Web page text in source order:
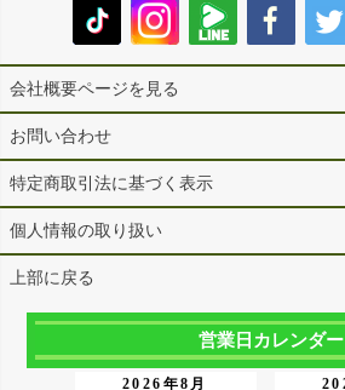
会社概要ページを見る
お問い合わせ
特定商取引法に基づく表示
個人情報の取り扱い
上部に戻る
営業日カレンダー